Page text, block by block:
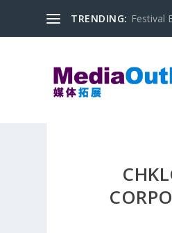
TRENDING: Festival